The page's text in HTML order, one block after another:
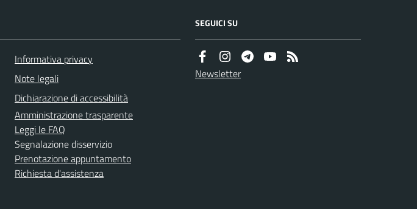
Informativa privacy
Note legali
Dichiarazione di accessibilità
Amministrazione trasparente
Leggi le FAQ
Segnalazione disservizio
Prenotazione appuntamento
Richiesta d'assistenza
SEGUICI SU
Newsletter